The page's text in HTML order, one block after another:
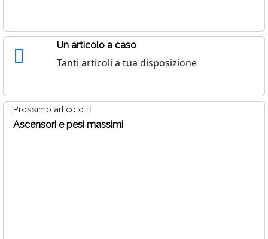
Un articolo a caso
Tanti articoli a tua disposizione
Prossimo articolo
Ascensori e pesi massimi